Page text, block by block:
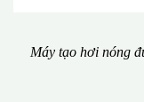
Máy tạo hơi nóng